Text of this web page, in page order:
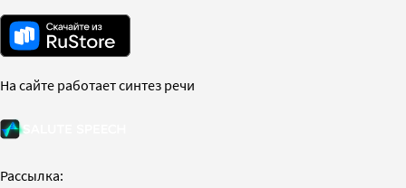
На сайте работает синтез речи
Рассылка: